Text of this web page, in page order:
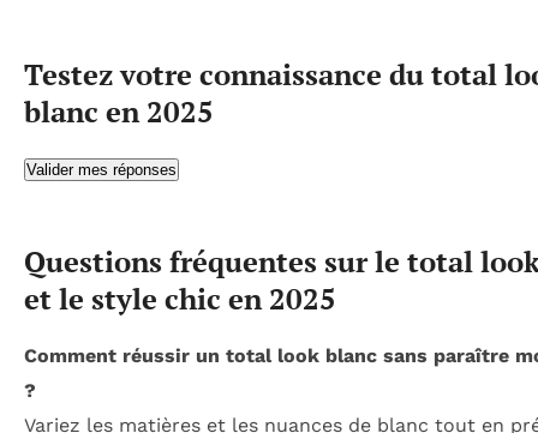
Testez votre connaissance du total
blanc en 2025
Valider mes réponses
Questions fréquentes sur le total
et le style chic en 2025
Comment réussir un total look blanc sans paraître
?
Variez les matières et les nuances de blanc tout en